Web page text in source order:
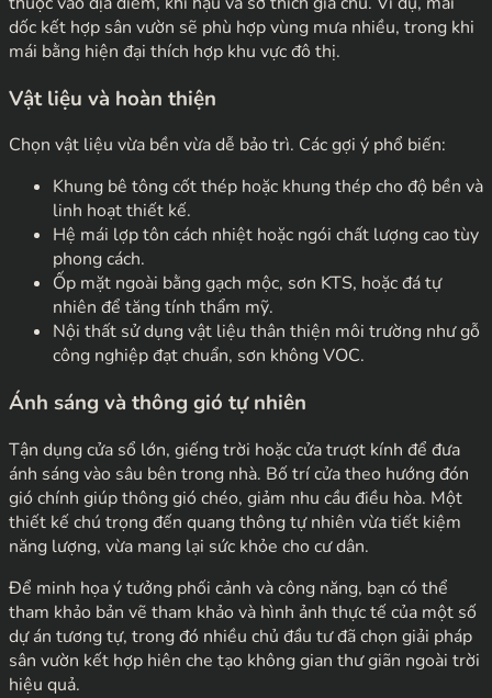
dốc kết hợp sân vườn sẽ phù hợp vùng mưa nhiều, trong khi
mái bằng hiện đại thích hợp khu vực đô thị.
Vật liệu và hoàn thiện
Chọn vật liệu vừa bền vừa dễ bảo trì. Các gợi ý phổ biến:
Khung bê tông cốt thép hoặc khung thép cho độ bền và
linh hoạt thiết kế.
Hệ mái lợp tôn cách nhiệt hoặc ngói chất lượng cao tùy
phong cách.
Ốp mặt ngoài bằng gạch mộc, sơn KTS, hoặc đá tự
nhiên để tăng tính thẩm mỹ.
Nội thất sử dụng vật liệu thân thiện môi trường như gỗ
công nghiệp đạt chuẩn, sơn không VOC.
Ánh sáng và thông gió tự nhiên
Tận dụng cửa sổ lớn, giếng trời hoặc cửa trượt kính để đưa
ánh sáng vào sâu bên trong nhà. Bố trí cửa theo hướng đón
gió chính giúp thông gió chéo, giảm nhu cầu điều hòa. Một
thiết kế chú trọng đến quang thông tự nhiên vừa tiết kiệm
năng lượng, vừa mang lại sức khỏe cho cư dân.
Để minh họa ý tưởng phối cảnh và công năng, bạn có thể
tham khảo bản vẽ tham khảo và hình ảnh thực tế của một số
dự án tương tự, trong đó nhiều chủ đầu tư đã chọn giải pháp
sân vườn kết hợp hiên che tạo không gian thư giãn ngoài trời
hiệu quả.